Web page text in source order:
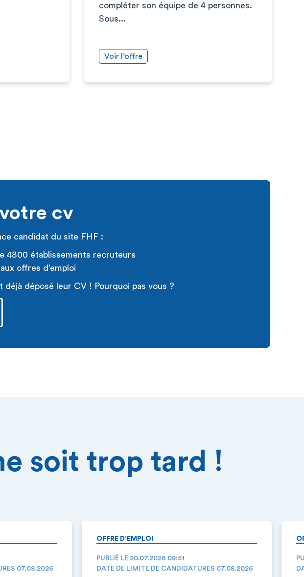
compléter son équipe de 4 personnes.
Sous...
Voir l’offre
cv
candidat du site FHF :
4800 établissements recruteurs
offres d’emploi
déjà déposé leur CV ! Pourquoi pas vous ?
soit trop tard !
07.08.2026
OFFRE D’EMPLOI
PUBLIÉ LE 20.07.2026 08:51
DATE DE LIMITE DE CANDIDATURES 07.08.2026